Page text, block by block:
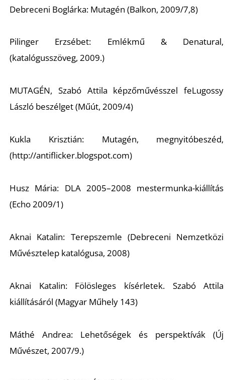
Debreceni Boglárka: Mutagén (Balkon, 2009/7,8)
Pilinger Erzsébet: Emlékmű & Denatural,
(katalógusszöveg, 2009.)
MUTAGÉN, Szabó Attila képzőművésszel feLugossy
László beszélget (Műút, 2009/4)
Kukla Krisztián: Mutagén, megnyitóbeszéd,
(http://antiflicker.blogspot.com)
Husz Mária: DLA 2005–2008 mestermunka-kiállítás
(Echo 2009/1)
Aknai Katalin: Terepszemle (Debreceni Nemzetközi
Művésztelep katalógusa, 2008)
Aknai Katalin: Fölösleges kísérletek. Szabó Attila
kiállításáról (Magyar Műhely 143)
Máthé Andrea: Lehetőségek és perspektívák (Új
Művészet, 2007/9.)